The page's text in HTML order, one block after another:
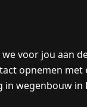
voor jou aan
opnemen met
wegenbouw